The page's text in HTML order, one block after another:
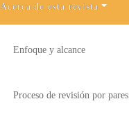
Acerca de esta revista
Enfoque y alcance
Proceso de revisión por pares